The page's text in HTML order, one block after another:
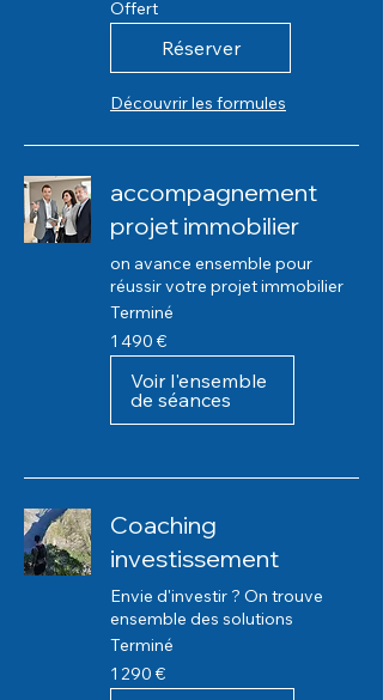
Offert
Réserver
Découvrir les formules
accompagnement
projet immobilier
on avance ensemble pour
réussir votre projet immobilier
Terminé
1 490
euros
1 490 €
Voir l'ensemble
de séances
Coaching
investissement
Envie d'investir ? On trouve
ensemble des solutions
Terminé
1 290
euros
1 290 €